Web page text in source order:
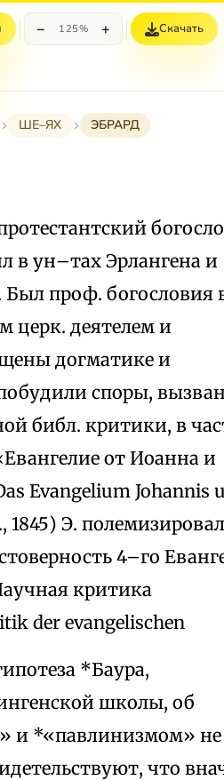
− 125% + Скачать
ШЕ–ЯХ ЭБРАРД
в ун–тах Эрлангена и
Был проф. богословия
церк. деятелем и
догматике и
споры,
библ. критики, в
от Иоанна и
Evangelium Johannis
1845) Э.
4–го
критика
der evangelischen
*Баура,
школы, об
и *«павлинизмом» не
что